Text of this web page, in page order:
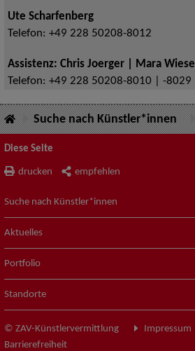
Ute Scharfenberg
Telefon: +49 228 50208-8012
Assistenz: Chris Joerger | Mara Wiese
Telefon: +49 228 50208-8010 | -8029
Suche nach Künstler*innen
Diese Seite
drucken empfehlen
Suche nach Künstler*innen
Aktuelles
Portfolio
Standorte
© ZAV-Künstlervermittlung Impressum
Barrierefreiheit